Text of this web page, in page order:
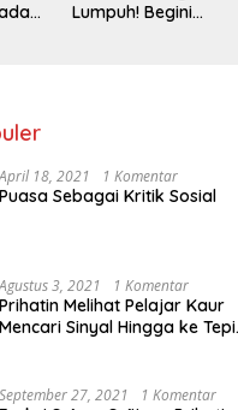
Lumpuh! Begini
April 18, 2021 1 Komentar
Puasa Sebagai Kritik Sosial
Agustus 3, 2021 1 Komentar
Prihatin Melihat Pelajar Kaur
Mencari Sinyal Hingga ke Tepi
Segera Bertindak
September 27, 2021 1 Komentar